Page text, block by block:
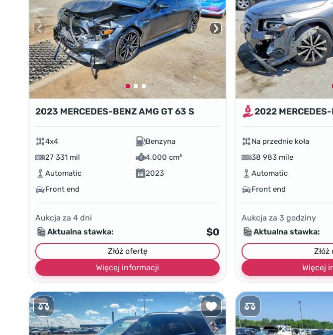
2023 MERCEDES-BENZ AMG GT 63 S
4x4
Benzyna
27 331 mil
4,000 cm³
Automatic
2023
Front end
Aukcja za 4 dni
Aktualna stawka:
$0
Złóż ofertę
Więcej informacji
2022
Na przednie koła
38 983 mile
Automatic
Front end
Aukcja za3 godziny
Aktualna stawka:
Więcej